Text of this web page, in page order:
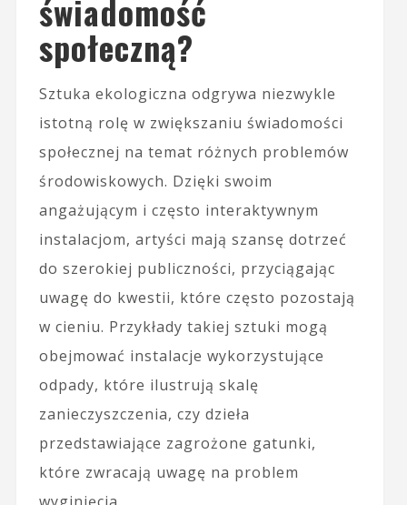
świadomość
społeczną?
Sztuka ekologiczna odgrywa niezwykle
istotną rolę w zwiększaniu świadomości
społecznej na temat różnych problemów
środowiskowych. Dzięki swoim
angażującym i często interaktywnym
instalacjom, artyści mają szansę dotrzeć
do szerokiej publiczności, przyciągając
uwagę do kwestii, które często pozostają
w cieniu. Przykłady takiej sztuki mogą
obejmować instalacje wykorzystujące
odpady, które ilustrują skalę
zanieczyszczenia, czy dzieła
przedstawiające zagrożone gatunki,
które zwracają uwagę na problem